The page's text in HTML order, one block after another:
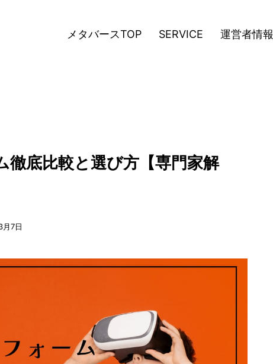
メタバースTOP SERVICE 運営者情報
徹底比較と選び方【専門家解
7日